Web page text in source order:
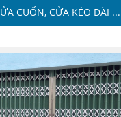
CUỐN, CỬA KÉO ĐÀI ...